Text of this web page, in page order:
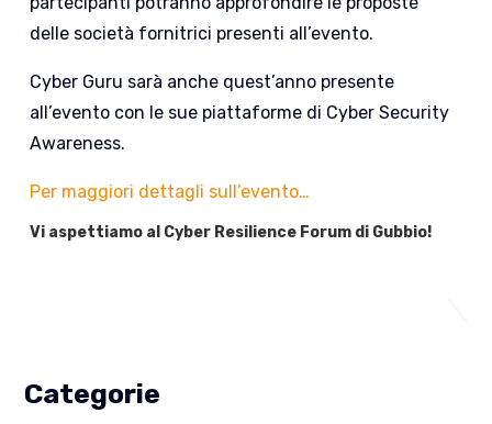
Categorie
delle società fornitrici presenti all’evento.
Cyber Guru sarà anche quest’anno presente
all’evento con le sue piattaforme di Cyber Security
Awareness.
Per maggiori dettagli sull’evento…
Vi aspettiamo al Cyber Resilience Forum di Gubbio!